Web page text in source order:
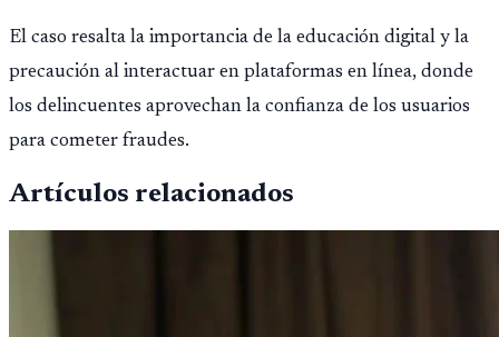
El caso resalta la importancia de la educación digital y la
precaución al interactuar en plataformas en línea, donde
los delincuentes aprovechan la confianza de los usuarios
para cometer fraudes.
Artículos relacionados